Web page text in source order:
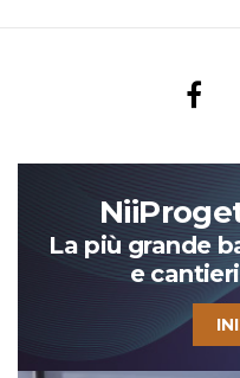
La più grande
e